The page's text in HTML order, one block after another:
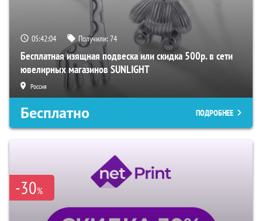
05:42:03 Получили:74
Бесплатная изящная подвеска или скидка 500р. в сети
ювелирных магазинов SUNLIGHT
Россия
Бесплатно ПОДРОБНЕЕ
-30%